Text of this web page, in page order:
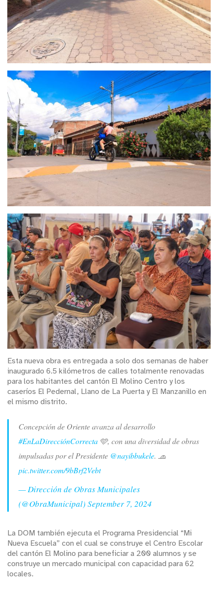
Esta nueva obra es entregada a solo dos semanas de haber
inaugurado 6.5 kilómetros de calles totalmente renovadas
para los habitantes del cantón El Molino Centro y los
caseríos El Pedernal, Llano de La Puerta y El Manzanillo en
el mismo distrito.
Concepción de Oriente avanza al desarrollo
#EnLaDirecciónCorrecta 🩵, con una diversidad de obras
impulsadas por el Presidente @nayibbukele. 🧢
pic.twitter.com/9bBrf2Vebt
— Dirección de Obras Municipales
(@ObraMunicipal) September 7, 2024
La DOM también ejecuta el Programa Presidencial “Mi
Nueva Escuela” con el cual se construye el Centro Escolar
del cantón El Molino para beneficiar a 200 alumnos y se
construye un mercado municipal con capacidad para 62
locales.